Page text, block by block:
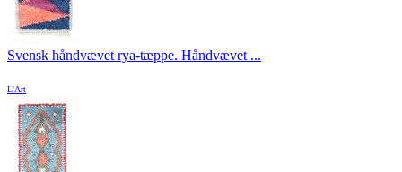
Svensk håndvævet rya-tæppe. Håndvævet ...
L'Art